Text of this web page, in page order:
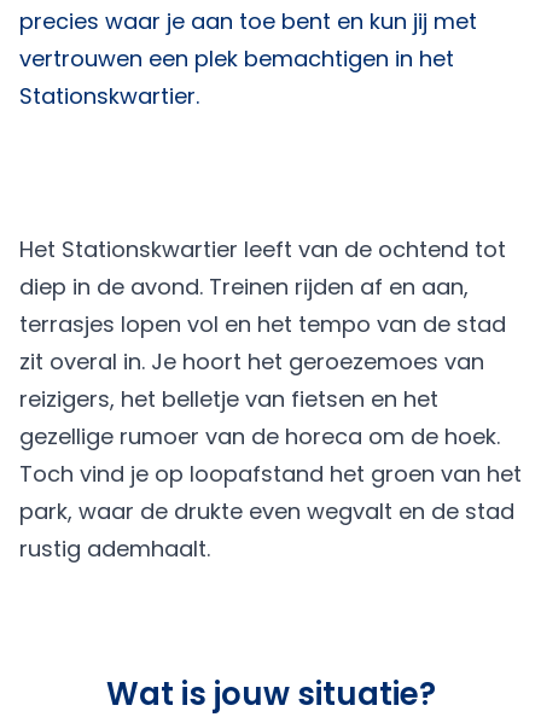
precies waar je aan toe bent en kun jij met
vertrouwen een plek bemachtigen in het
Stationskwartier.
Het Stationskwartier leeft van de ochtend tot
diep in de avond. Treinen rijden af en aan,
terrasjes lopen vol en het tempo van de stad
zit overal in. Je hoort het geroezemoes van
reizigers, het belletje van fietsen en het
gezellige rumoer van de horeca om de hoek.
Toch vind je op loopafstand het groen van het
park, waar de drukte even wegvalt en de stad
rustig ademhaalt.
Wat is jouw situatie?